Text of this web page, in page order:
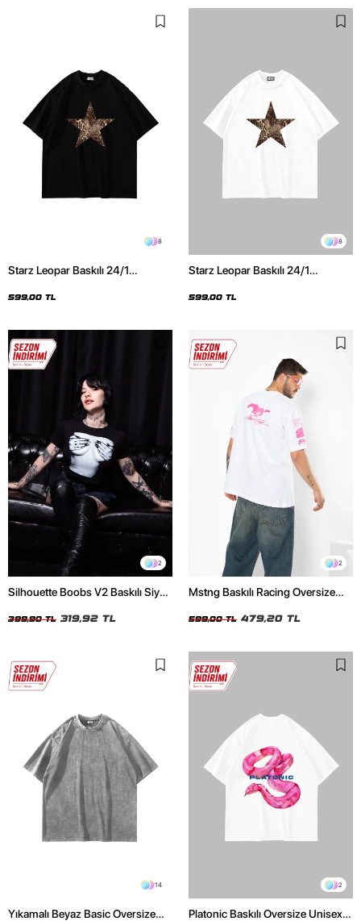
8
Starz Leopar Baskılı 24/1
599,00 TL
8
Starz Leopar Baskılı 24/1
599,00 TL
2
Silhouette Boobs V2 Baskılı Siyah
399,90 TL 319,92 TL
2
Mstng Baskılı Racing Oversize
599,00 TL 479,20 TL
14
Yıkamalı Beyaz Basic Oversize
2
Platonic Baskılı Oversize Unisex